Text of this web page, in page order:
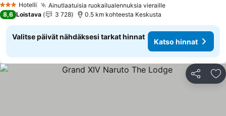
3 Tähtiluokitus
Hotelli Ainutlaatuisia ruokailualennuksia vieraille
8,6 Loistava 3 728 0.5 km kohteesta Keskusta
Valitse päivät nähdäksesi tarkat hinnat
Katso hinnat
Jaa